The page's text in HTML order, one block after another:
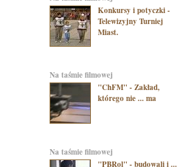
Konkursy i potyczki -
Telewizyjny Turniej
Miast.
na taśmie filmowej
"ChFM" - Zakład,
którego nie ... ma
na taśmie filmowej
"PBRol" - budowali i ...